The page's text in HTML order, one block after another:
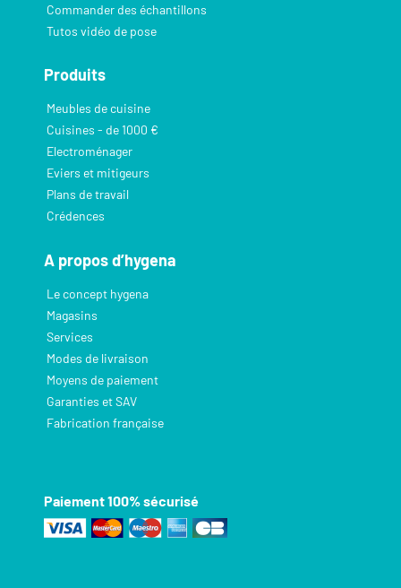
Commander des échantillons
Tutos vidéo de pose
Produits
Meubles de cuisine
Cuisines - de 1000 €
Electroménager
Eviers et mitigeurs
Plans de travail
Crédences
A propos d’hygena
Le concept hygena
Magasins
Services
Modes de livraison
Moyens de paiement
Garanties et SAV
Fabrication française
Paiement 100% sécurisé